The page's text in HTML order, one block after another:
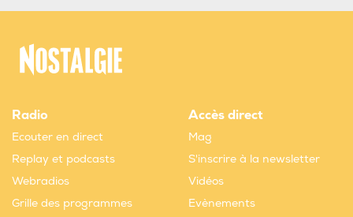
Radio
Ecouter en direct
Replay et podcasts
Webradios
Grille des programmes
Accès direct
Mag
S'inscrire à la newsletter
Vidéos
Evènements